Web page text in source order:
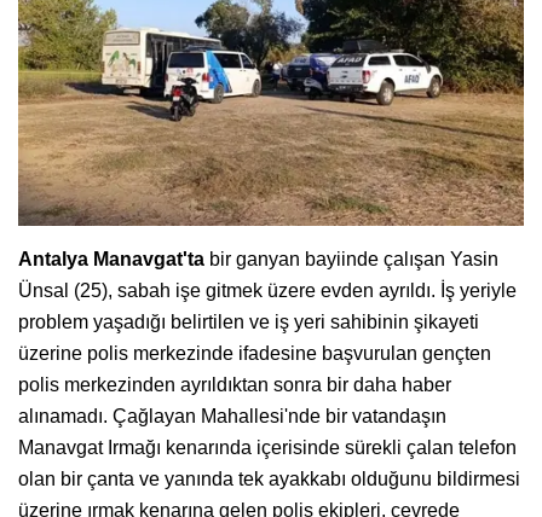
Antalya Manavgat'ta bir ganyan bayiinde çalışan Yasin
Ünsal (25), sabah işe gitmek üzere evden ayrıldı. İş yeriyle
problem yaşadığı belirtilen ve iş yeri sahibinin şikayeti
üzerine polis merkezinde ifadesine başvurulan gençten
polis merkezinden ayrıldıktan sonra bir daha haber
alınamadı. Çağlayan Mahallesi'nde bir vatandaşın
Manavgat Irmağı kenarında içerisinde sürekli çalan telefon
olan bir çanta ve yanında tek ayakkabı olduğunu bildirmesi
üzerine ırmak kenarına gelen polis ekipleri, çevrede